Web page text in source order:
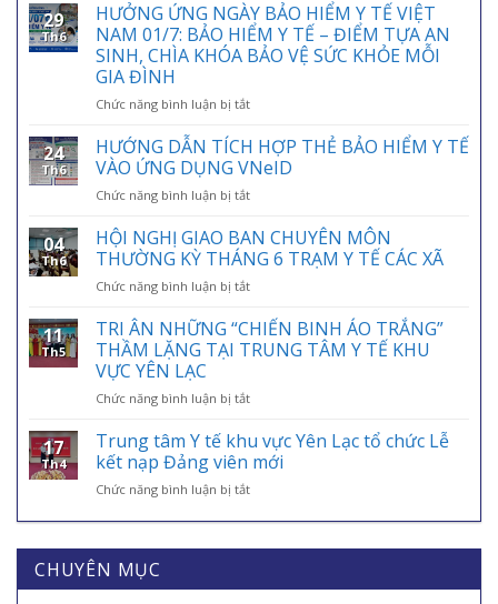
29
Th6
HƯỞNG ỨNG NGÀY BẢO HIỂM Y TẾ VIỆT
NAM 01/7: BẢO HIỂM Y TẾ – ĐIỂM TỰA AN
SINH, CHÌA KHÓA BẢO VỆ SỨC KHỎE MỖI
GIA ĐÌNH
Chức năng bình luận bị tắtở
ỨNG
NGÀY
BẢO
HIỂM
TẾ
VIỆT
01/7:
HIỂM
Y
ĐIỂM
AN
SINH,
KHÓA
BẢO
MỖI
24
Th6
HƯỚNG DẪN TÍCH HỢP THẺ BẢO HIỂM Y TẾ
VÀO ỨNG DỤNG VNeID
Chức năng bình luận bị tắtở
DẪN
TÍCH
HỢP
THẺ
HIỂM
Y
ỨNG
VNeID
04
Th6
HỘI NGHỊ GIAO BAN CHUYÊN MÔN
THƯỜNG KỲ THÁNG 6 TRẠM Y TẾ CÁC XÃ
Chức năng bình luận bị tắtở
NGHỊ
GIAO
BAN
MÔN
KỲ
THÁNG
6
TRẠM
CÁC
11
Th5
TRI ÂN NHỮNG “CHIẾN BINH ÁO TRẮNG”
THẦM LẶNG TẠI TRUNG TÂM Y TẾ KHU
VỰC YÊN LẠC
Chức năng bình luận bị tắtở
ÂN
NHỮNG
“CHIẾN
BINH
THẦM
TẠI
17
Th4
Trung tâm Y tế khu vực Yên Lạc tổ chức Lễ
kết nạp Đảng viên mới
Chức năng bình luận bị tắtở
tâm
Y
CHUYÊN MỤC